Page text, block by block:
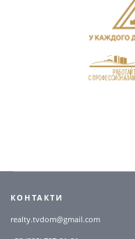
КОНТАКТИ
realty.tvdom@gmail.com